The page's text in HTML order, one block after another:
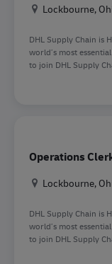
Standort
Lockbourne,
DHL Supply Chain is
world’s most
to join DHL Supply
Operations
Standort
Lockbourne,
DHL Supply Chain is
world’s most
to join DHL Supply